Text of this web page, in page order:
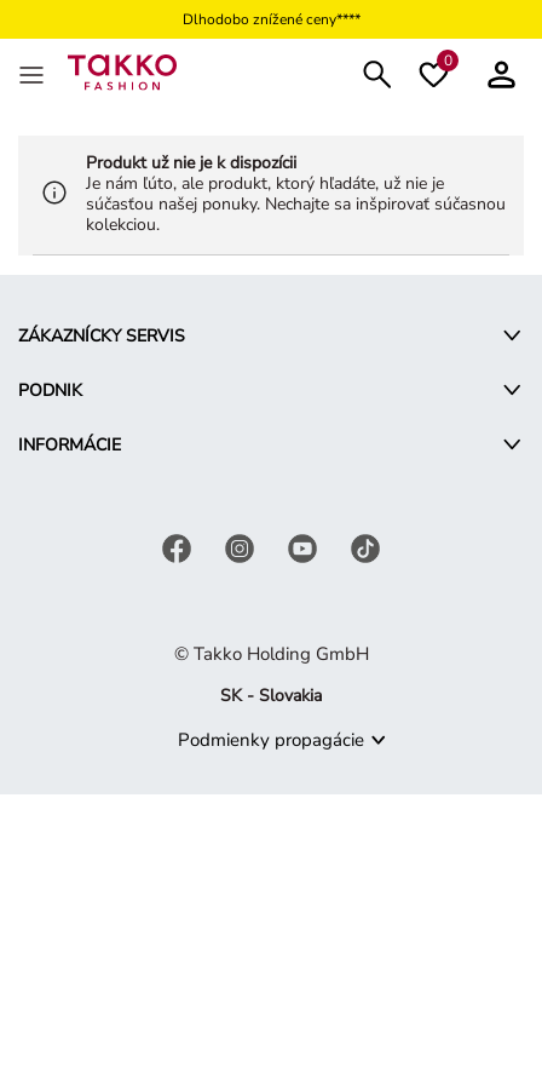
Dlhodobo znížené ceny****
0
Produkt už nie je k dispozícii
Je nám ľúto, ale produkt, ktorý hľadáte, už nie je
súčasťou našej ponuky. Nechajte sa inšpirovať súčasnou
kolekciou.
ZÁKAZNÍCKY SERVIS
PODNIK
INFORMÁCIE
© Takko Holding GmbH
SK - Slovakia
Podmienky propagácie